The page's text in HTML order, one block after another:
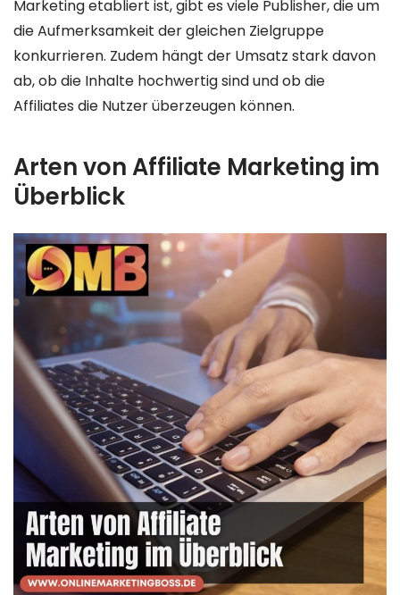
Marketing etabliert ist, gibt es viele Publisher, die um
die Aufmerksamkeit der gleichen Zielgruppe
konkurrieren. Zudem hängt der Umsatz stark davon
ab, ob die Inhalte hochwertig sind und ob die
Affiliates die Nutzer überzeugen können.
Arten von Affiliate Marketing im
Überblick